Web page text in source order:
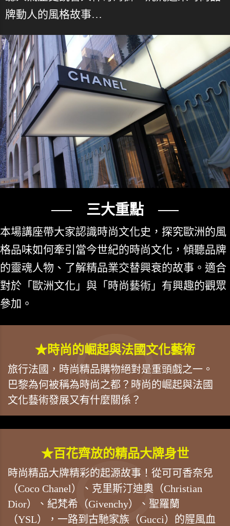
牌動人的風格故事…
── 三大重點 ──
本場講座帶大家認識時尚文化史，探究歐洲的風
格品味如何牽引當今世紀的時尚文化，傾聽品牌
的靈魂人物、了解精品業交替興衰的故事。適合
對於「歐洲文化」與「時尚藝術」有興趣的觀眾
參加。
★時尚的崛起與法國文化藝術
旅行法國，時尚精品購物絕對是重頭戲之一。
巴黎為何被稱為時尚之都？時尚的崛起與法國
文化藝術發展又有什麼關係？
★百花齊放的精品大牌身世
時尚精品大牌精彩的起源故事！從可可香奈兒
（Coco Chanel）、克里斯汀迪奧（Christian
Dior）、紀梵希（Givenchy）、聖羅蘭
（YSL），一路到古馳家族（Gucci）的腥風血